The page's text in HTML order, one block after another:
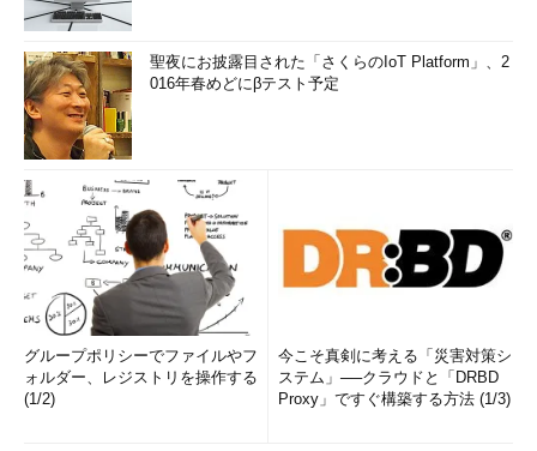
聖夜にお披露目された「さくらのIoT Platform」、2
016年春めどにβテスト予定
グループポリシーでファイルやフ
ォルダー、レジストリを操作する
(1/2)
今こそ真剣に考える「災害対策シ
ステム」──クラウドと「DRBD
Proxy」ですぐ構築する方法 (1/3)